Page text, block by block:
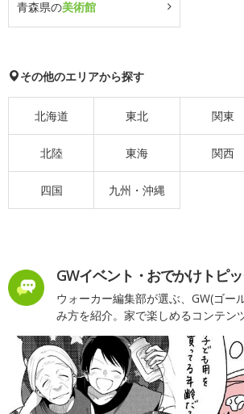
青森県の美術館
その他のエリアから探す
北海道 東北 関東
北陸 東海 関西
四国 九州・沖縄
GWイベント・おでかけトピッ
ウォーカー編集部が選ぶ、GW(ゴー
み方を紹介。家で楽しめるコンテン